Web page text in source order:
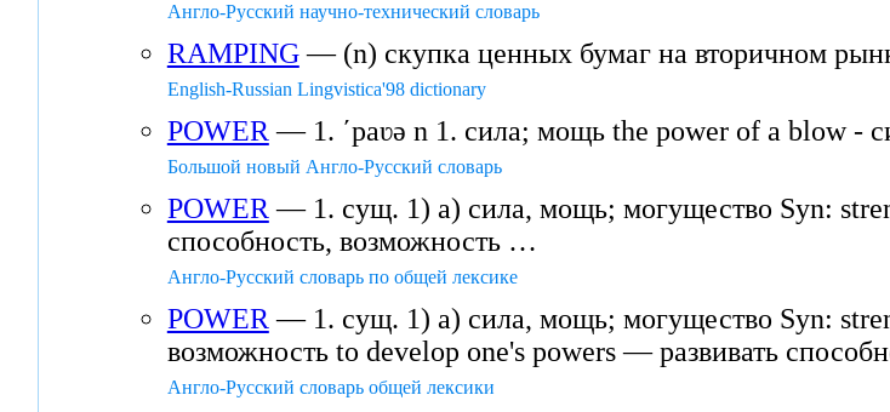
Англо-Русский научно-технический словарь
RAMPING— (n) скупка ценных бумаг на вторичном
English-Russian Lingvistica'98 dictionary
POWER — 1. ʹpaʋə n 1. сила; мощь the power of a blow -
Большой новый Англо-Русский словарь
POWER — 1. сущ. 1) а) сила, мощь; могущество Syn:
способность, возможность …
Англо-Русский словарь по общей лексике
POWER — 1. сущ. 1) а) сила, мощь; могущество Syn:
возможность to develop one's powers — развивать
Англо-Русский словарь общей лексики